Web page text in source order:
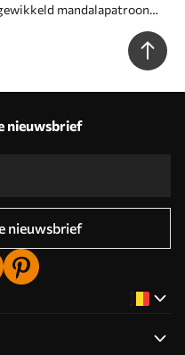
mandalapatroon
nieuwsbrief
nieuwsbrief